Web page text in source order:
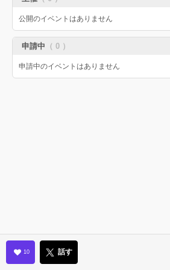
公開のイベントはありません
申請中 （ 0 ）
申請中のイベントはありません
10 話す